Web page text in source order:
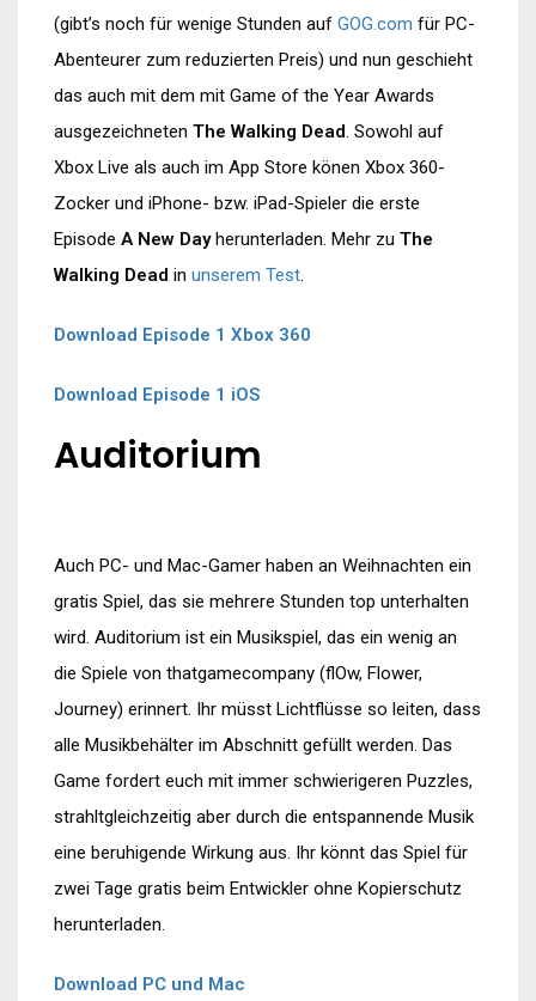
(gibt’s noch für wenige Stunden auf GOG.com für PC-
Abenteurer zum reduzierten Preis) und nun geschieht
das auch mit dem mit Game of the Year Awards
ausgezeichneten The Walking Dead. Sowohl auf
Xbox Live als auch im App Store könen Xbox 360-
Zocker und iPhone- bzw. iPad-Spieler die erste
Episode A New Dayherunterladen. Mehr zu The
Walking Dead in unserem Test.
Download Episode 1 Xbox 360
Download Episode 1 iOS
Auditorium
Auch PC- und Mac-Gamer haben an Weihnachten ein
gratis Spiel, das sie mehrere Stunden top unterhalten
wird. Auditorium ist ein Musikspiel, das ein wenig an
die Spiele von thatgamecompany (flOw, Flower,
Journey) erinnert. Ihr müsst Lichtflüsse so leiten, dass
alle Musikbehälter im Abschnitt gefüllt werden. Das
Game fordert euch mit immer schwierigeren Puzzles,
strahltgleichzeitig aber durch die entspannende Musik
eine beruhigende Wirkung aus. Ihr könnt das Spiel für
zwei Tage gratis beim Entwickler ohne Kopierschutz
herunterladen.
Download PC und Mac